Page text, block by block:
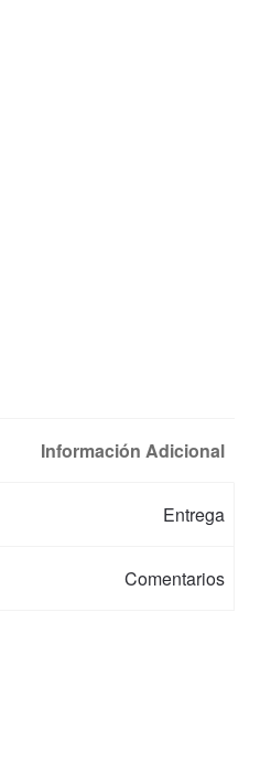
Información Adicional
Entrega
Comentarios